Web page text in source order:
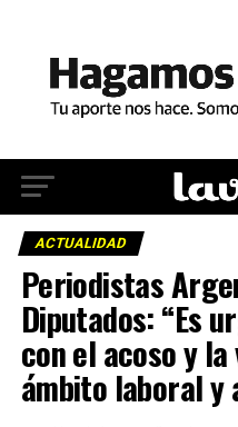
ACTUALIDAD
Periodistas
Diputados: “Es
con el acoso y
ámbito laboral y